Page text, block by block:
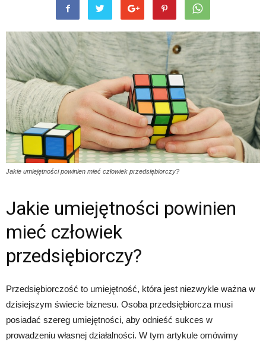
Jakie umiejętności powinien mieć człowiek przedsiębiorczy?
Jakie umiejętności powinien
mieć człowiek
przedsiębiorczy?
Przedsiębiorczość to umiejętność, która jest niezwykle ważna w
dzisiejszym świecie biznesu. Osoba przedsiębiorcza musi
posiadać szereg umiejętności, aby odnieść sukces w
prowadzeniu własnej działalności. W tym artykule omówimy